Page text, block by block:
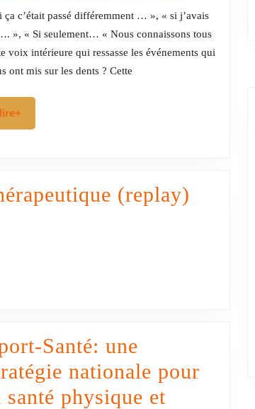
son
histoire
:
la
ça c’était passé différemment … », « si j’avais
», « Si seulement… « Nous connaissons tous
voix intérieure qui ressasse les événements qui
ont mis sur les dents ? Cette
lire+
(replay)
Santé: une
nationale pour
santé physique et